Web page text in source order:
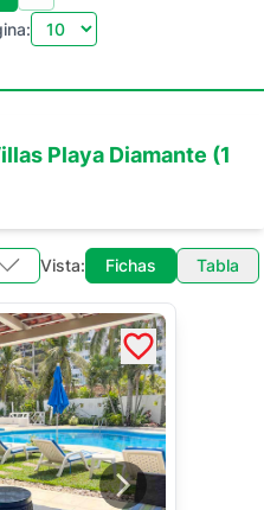
Playa Diamante (1
Vista: Fichas Tabla